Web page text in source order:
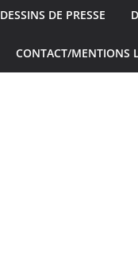
DESSINS DE PRESSE
CONTACT/MENTIONS